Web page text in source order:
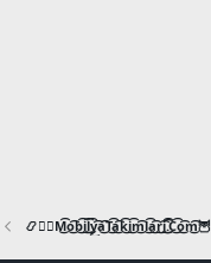
📿🧙‍♂️M͜͡o͜͡b͜͡i͜͡l͜͡y͜͡a͜͡T͜͡a͜͡k͜͡i͜͡m͜͡l͜͡a͜͡r͜͡i͜͡.͜͡C͜͡o͜͡m͜͡🦉